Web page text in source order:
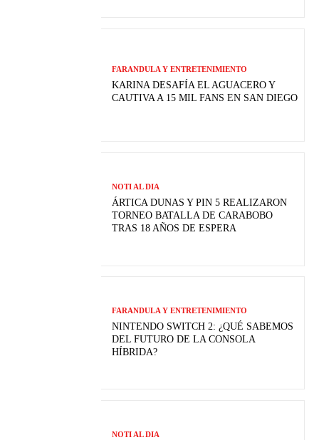
FARANDULA Y ENTRETENIMIENTO
KARINA DESAFÍA EL AGUACERO Y
CAUTIVA A 15 MIL FANS EN SAN DIEGO
NOTI AL DIA
ÁRTICA DUNAS Y PIN 5 REALIZARON
TORNEO BATALLA DE CARABOBO
TRAS 18 AÑOS DE ESPERA
FARANDULA Y ENTRETENIMIENTO
NINTENDO SWITCH 2: ¿QUÉ SABEMOS
DEL FUTURO DE LA CONSOLA
HÍBRIDA?
NOTI AL DIA